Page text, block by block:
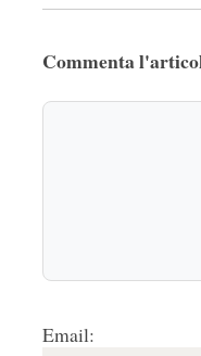
Commenta
Email: